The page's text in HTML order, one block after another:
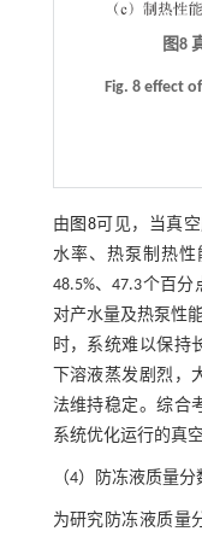
图8
Fig. 8 effect
由 图8可见，当真
水率、热泵制热
48.5%、47.3个百
对产水量及热泵性
时，系统难以保持
下溶液蒸发剧烈
法维持稳定。综合
系统优化运行的真空
（4）防冻液质量
为研究防冻液质量